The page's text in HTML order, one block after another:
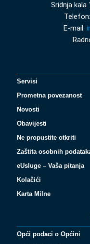
Sridnja kala
E-mail:
Servisi
Prometna povezanost
Novosti
Obavijesti
Ne propustite otkriti
Zaštita osobnih
eUsluge – Vaša pitanja
Kolačići
Karta Milne
Opći podaci o Općini